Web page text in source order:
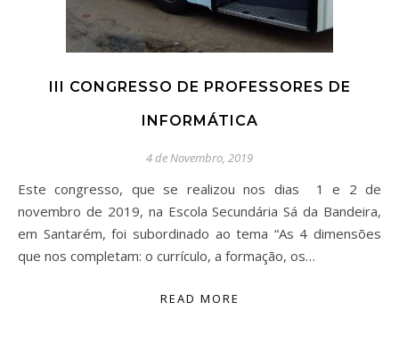
III CONGRESSO DE PROFESSORES DE
INFORMÁTICA
4 de Novembro, 2019
Este congresso, que se realizou nos dias 1 e 2 de
novembro de 2019, na Escola Secundária Sá da Bandeira,
em Santarém, foi subordinado ao tema “As 4 dimensões
que nos completam: o currículo, a formação, os…
READ MORE